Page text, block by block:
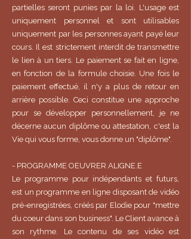
partielles seront punies par la loi. L'usage est
uniquement personnel et sont utilisables
uniquement par les personnes ayant payé leur
cours. Il est strictement interdit de transmettre
le lien à un tiers. Le paiement se fait en ligne,
en fonction de la formule choisie. Une fois le
paiement effectué, il n'y a plus de retour en
arrière possible. Ceci constitue une approche
pour se développer personnellement, je ne
décerne aucun diplôme ou attestation, c'est la
Vie qui vous forme, vous donne un "diplôme".
- PROGRAMME OEUVRER ALIGNE.E
Le programme pour indépendants et futurs,
est un programme en ligne disposant de vidéo
pré-enregistrées, créés par Elodie pour "mettre
du coeur dans son business". Le Client avance à
son rythme. Le contenu de ses vidéo est